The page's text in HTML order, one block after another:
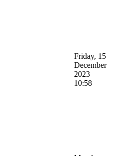
Friday, 15
December
2023
10:58